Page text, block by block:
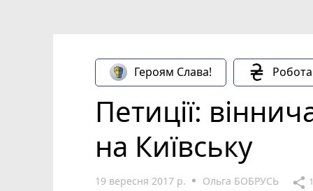
Героям Слава! Робота
Петиції:
на Київську
19 вересня 2017 р. Ольга БОБРУСЬ share